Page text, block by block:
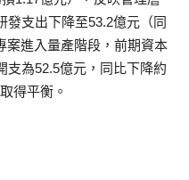
發支出下降至53.2億元（同
案進入量產階段，前期資本
支為52.5億元，同比下降約
得平衡。